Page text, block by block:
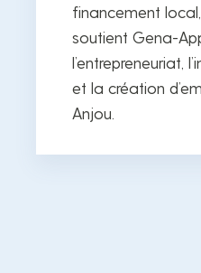
financement
soutient Gena-
l’entrepreneuriat,
et la création
Anjou.